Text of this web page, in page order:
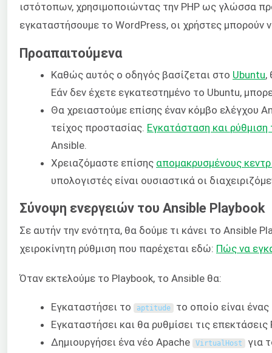
ιστότοπων, χρησιμοποιώντας την PHP ως γλώσσα
εγκαταστήσουμε το WordPress, οι χρήστες μπορούν
Προαπαιτούμενα
Καθώς αυτός ο οδηγός βασίζεται στο Ubuntu,
Εάν δεν έχετε εγκατεστημένο το Ubuntu,
Θα χρειαστούμε επίσης έναν κόμβο ελέγχου
τείχος προστασίας. Εγκατάσταση και
Ansible.
Χρειαζόμαστε επίσης απομακρυσμένους
υπολογιστές είναι ουσιαστικά οι
Σύνοψη ενεργειών του Ansible Playbook
Σε αυτήν την ενότητα, θα δούμε τι κάνει το Ansible
χειροκίνητη ρύθμιση που παρέχεται εδώ: Πώς να
Όταν εκτελούμε το Playbook, το Ansible θα:
Εγκαταστήσει το aptitude το οποίο είναι
Εγκαταστήσει και θα ρυθμίσει τις
Δημιουργήσει ένα νέο Apache
VirtualHost για